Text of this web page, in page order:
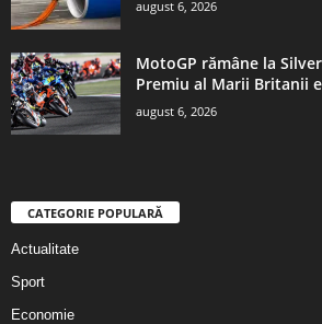
august 6, 2026
MotoGP rămâne la
Premiu al Marii Britanii
august 6, 2026
CATEGORIE POPULARĂ
Actualitate
Sport
Economie